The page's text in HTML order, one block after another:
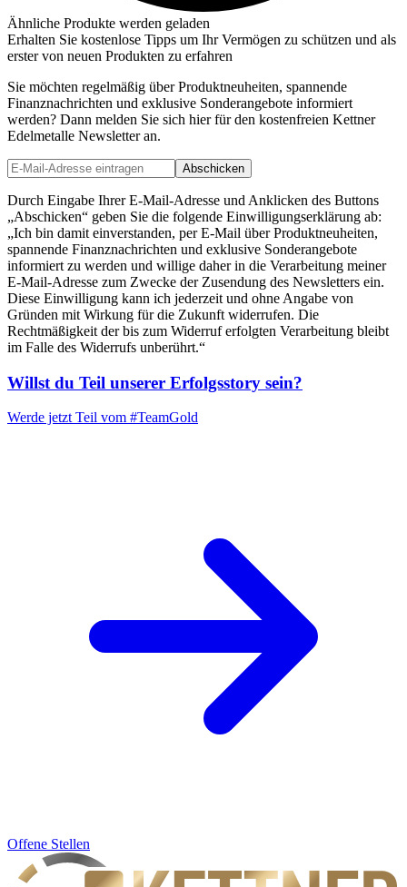
Ähnliche Produkte werden geladen
Erhalten Sie kostenlose Tipps um Ihr Vermögen zu schützen und als
erster von neuen Produkten zu erfahren
Sie möchten regelmäßig über Produktneuheiten, spannende
Finanznachrichten und exklusive Sonderangebote informiert
werden? Dann melden Sie sich hier für den kostenfreien Kettner
Edelmetalle Newsletter an.
Abschicken
Durch Eingabe Ihrer E-Mail-Adresse und Anklicken des Buttons
„Abschicken“ geben Sie die folgende Einwilligungserklärung ab:
„Ich bin damit einverstanden, per E-Mail über Produktneuheiten,
spannende Finanznachrichten und exklusive Sonderangebote
informiert zu werden und willige daher in die Verarbeitung meiner
E-Mail-Adresse zum Zwecke der Zusendung des Newsletters ein.
Diese Einwilligung kann ich jederzeit und ohne Angabe von
Gründen mit Wirkung für die Zukunft widerrufen. Die
Rechtmäßigkeit der bis zum Widerruf erfolgten Verarbeitung bleibt
im Falle des Widerrufs unberührt.“
Willst du Teil unserer Erfolgsstory sein?
Werde jetzt Teil vom #TeamGold
Offene Stellen